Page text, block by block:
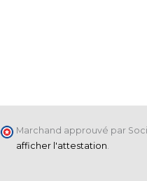
Marchand approuvé par
afficher l'attestation.